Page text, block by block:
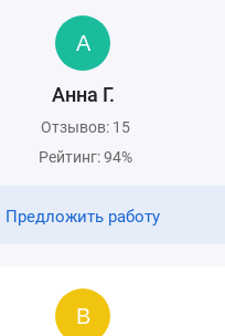
Анна Г.
Отзывов: 15
Рейтинг: 94%
Предложить работу